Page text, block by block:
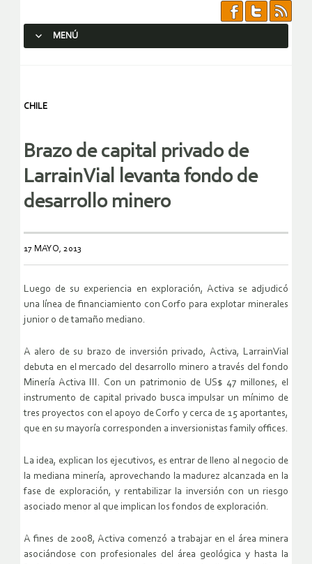
MENÚ
CHILE
Brazo de capital privado de
LarrainVial levanta fondo de
desarrollo minero
17 MAYO, 2013
Luego de su experiencia en exploración, Activa se adjudicó
una línea de financiamiento con Corfo para explotar minerales
junior o de tamaño mediano.
A alero de su brazo de inversión privado, Activa, LarrainVial
debuta en el mercado del desarrollo minero a través del fondo
Minería Activa III. Con un patrimonio de US$ 47 millones, el
instrumento de capital privado busca impulsar un mínimo de
tres proyectos con el apoyo de Corfo y cerca de 15 aportantes,
que en su mayoría corresponden a inversionistas family offices.
La idea, explican los ejecutivos, es entrar de lleno al negocio de
la mediana minería, aprovechando la madurez alcanzada en la
fase de exploración, y rentabilizar la inversión con un riesgo
asociado menor al que implican los fondos de exploración.
A fines de 2008, Activa comenzó a trabajar en el área minera
asociándose con profesionales del área geológica y hasta la